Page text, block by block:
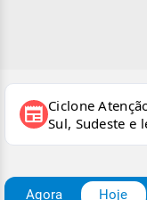
newspaper Ciclone
Sul, Sudeste e
Agora Hoje